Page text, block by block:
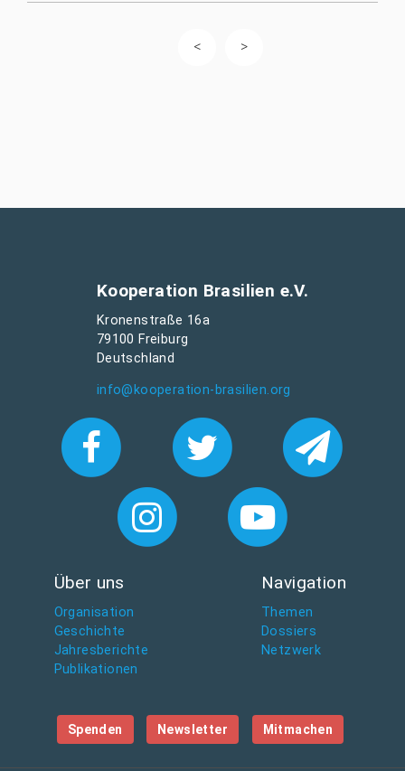
Kooperation Brasilien e.V.
Kronenstraße 16a
79100 Freiburg
Deutschland
info@kooperation-brasilien.org
Über uns
Organisation
Geschichte
Jahresberichte
Publikationen
Navigation
Themen
Dossiers
Netzwerk
Spenden Newsletter Mitmachen